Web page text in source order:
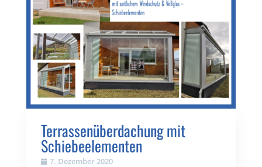
Terrassenüberdachung mit
Schiebeelementen
7. Dezember 2020